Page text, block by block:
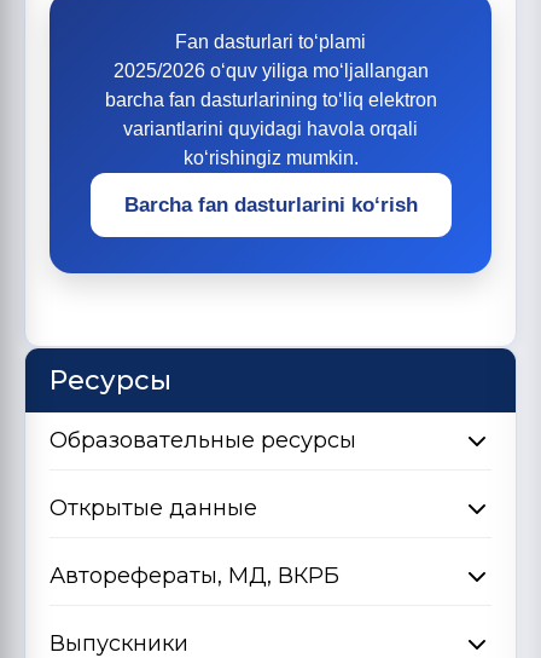
Fan dasturlari to‘plami
2025/2026 o‘quv yiliga mo‘ljallangan
barcha fan dasturlarining to‘liq elektron
variantlarini quyidagi havola orqali
ko‘rishingiz mumkin.
Barcha fan dasturlarini ko‘rish
Ресурсы
Образовательные ресурсы
Открытые данные
Авторефераты, МД, ВКРБ
Выпускники